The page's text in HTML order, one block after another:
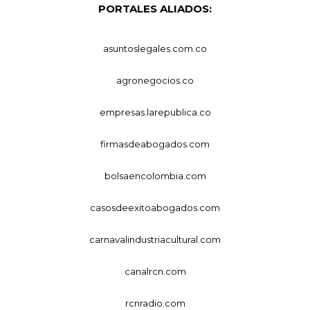
PORTALES ALIADOS:
asuntoslegales.com.co
agronegocios.co
empresas.larepublica.co
firmasdeabogados.com
bolsaencolombia.com
casosdeexitoabogados.com
carnavalindustriacultural.com
canalrcn.com
rcnradio.com